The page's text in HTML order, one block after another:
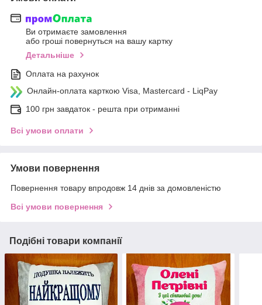
Ви отримаєте замовлення
або гроші повернуться на вашу картку
Детальніше
Оплата на рахунок
Онлайн-оплата карткою Visa, Mastercard - LiqPay
100 грн завдаток - решта при отриманні
Всі умови оплати
Умови повернення
Повернення товару впродовж 14 днів за домовленістю
Всі умови повернення
Подібні товари компанії